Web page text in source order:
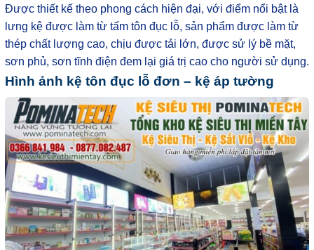
Được thiết kế theo phong cách hiện đại, với điểm nổi bật là
lưng kệ được làm từ tấm tôn đục lỗ, sản phẩm được làm từ
thép chất lượng cao, chịu được tải lớn, được sử lý bề mặt,
sơn phủ, sơn tĩnh điện đem lại giá trị cao cho người sử dụng.
Hình ảnh kệ tôn đục lỗ đơn – kệ áp tường